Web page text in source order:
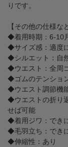
りです。
【その他の仕様な
◆着用時期：6-10
◆サイズ感：適度
◆シルエット：自
◆ウエスト：全周
◆ゴムのテンショ
◆ウエスト調節機
◆ウエストの折り
せば可能
◆着用ジワ：でき
◆毛羽立ち：でき
◆伸縮性：あり